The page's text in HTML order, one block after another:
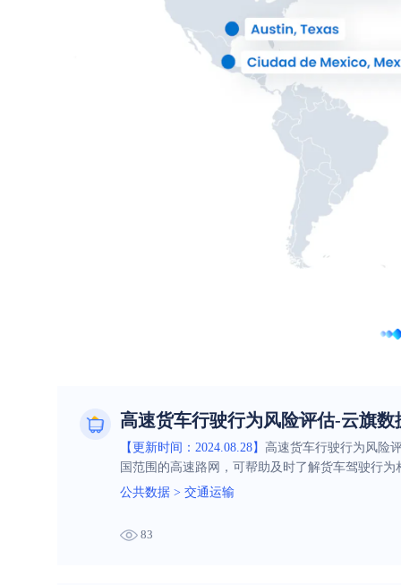
高速货车行驶行为风险评估-云旗数
【更新时间：2024.08.28】 高速货车行驶行为风险
国范围的高速路网，可帮助及时了解货车驾驶行
公共数据 > 交通运输
83